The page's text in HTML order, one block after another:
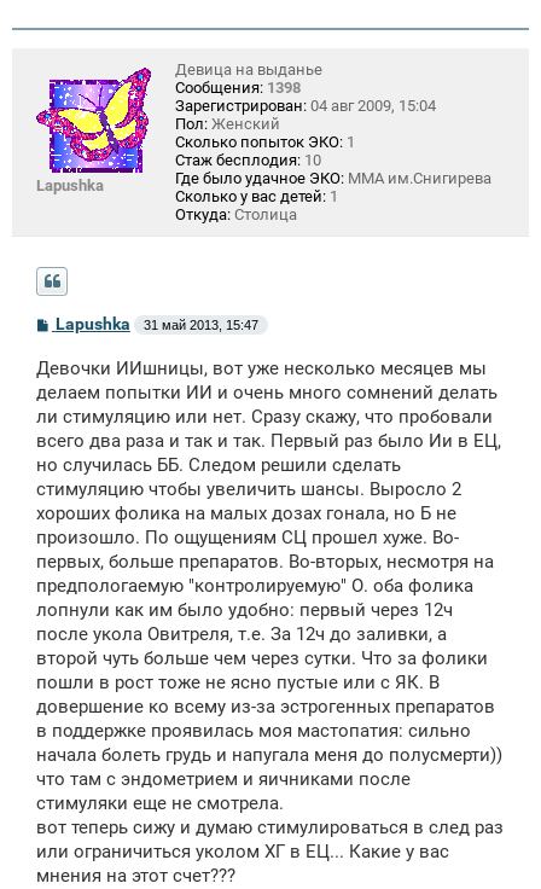
Lapushka
Девица на выданье
Сообщения: 1398
Зарегистрирован: 04 авг 2009, 15:04
Пол: Женский
Сколько попыток ЭКО: 1
Стаж бесплодия: 10
Где было удачное ЭКО: ММА им.Снигирева
Сколько у вас детей: 1
Откуда: Столица
С
б
щ
н
и
Lapushka 31 май 2013, 15:47
Девочки ИИшницы, вот уже несколько месяцев мы
делаем попытки ИИ и очень много сомнений делать
ли стимуляцию или нет. Сразу скажу, что пробовали
всего два раза и так и так. Первый раз было Ии в ЕЦ,
но случилась ББ. Следом решили сделать
стимуляцию чтобы увеличить шансы. Выросло 2
хороших фолика на малых дозах гонала, но Б не
произошло. По ощущениям СЦ прошел хуже. Во-
первых, больше препаратов. Во-вторых, несмотря на
предпологаемую "контролируемую" О. оба фолика
лопнули как им было удобно: первый через 12ч
после укола Овитреля, т.е. За 12ч до заливки, а
второй чуть больше чем через сутки. Что за фолики
пошли в рост тоже не ясно пустые или с ЯК. В
довершение ко всему из-за эстрогенных препаратов
в поддержке проявилась моя мастопатия: сильно
начала болеть грудь и напугала меня до полусмерти))
что там с эндометрием и яичниками после
стимуляки еще не смотрела.
вот теперь сижу и думаю стимулироваться в след раз
или ограничиться уколом ХГ в ЕЦ... Какие у вас
мнения на этот счет???